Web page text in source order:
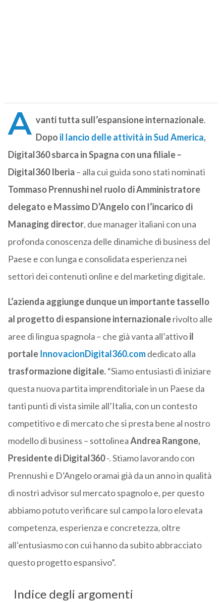
A vanti tutta sull’espansione internazionale.
Dopo il lancio delle attività in Sud America,
Digital360 sbarca in Spagna con una filiale –
Digital360 Iberia – alla cui guida sono stati nominati
Tommaso Prennushi nel ruolo di Amministratore
delegato e Massimo D’Angelo con l’incarico di
Managing director, due manager italiani con una
profonda conoscenza delle dinamiche di business del
Paese e con lunga e consolidata esperienza nei
settori dei contenuti online e del marketing digitale.
L’azienda aggiunge dunque un importante tassello
al progetto di espansione internazionalerivolto alle
aree di lingua spagnola – che già vanta all’attivoil
portale InnovacionDigital360.comdedicato alla
trasformazione digitale.“Siamo entusiasti di iniziare
questa nuova partita imprenditoriale in un Paese da
tanti punti di vista simile all’Italia, con un contesto
competitivo e di mercato che si presta bene al nostro
modello di business – sottolineaAndrea Rangone,
Presidente di Digital360-. Stiamo lavorando con
Prennushi e D’Angelo oramai già da un anno in qualità
di nostri advisor sul mercato spagnolo e, per questo
abbiamo potuto verificare sul campo la loro elevata
competenza, esperienza e concretezza, oltre
all’entusiasmo con cui hanno da subito abbracciato
questo progetto espansivo”.
Indice degli argomenti